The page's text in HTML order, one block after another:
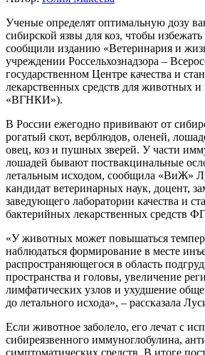
Ученые определят оптимальную дозу
сибирской язвы для коз, чтобы
сообщили изданию «Ветеринария и
учреждении Россельхознадзора –
государственном Центре качества и
лекарственных средств для животных
«ВГНКИ»).
В России ежегодно прививают от
рогатый скот, верблюдов, оленей,
овец, коз и пушных зверей. У части
лошадей бывают поствакцинальные
летальным исходом, сообщила «ВиЖ»
кандидат ветеринарных наук, доцент,
заведующего лаборатории качества и
бактерийных лекарственных средств
«У животных может повышаться
наблюдаться формирование в месте
распространяющегося в область
пространства и головы, увеличение
лимфатических узлов и ухудшение
до летального исхода», – рассказала
Если животное заболело, его лечат с
сибиреязвенного иммуноглобулина,
симптоматических средств. В итоге